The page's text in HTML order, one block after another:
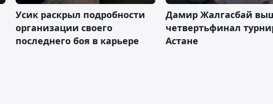
Усик раскрыл подробности
организации своего
последнего боя в карьере
Дамир Жалгасбай
четвертьфинал
Астане